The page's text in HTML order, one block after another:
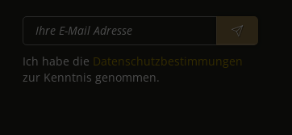
Ich habe die Datenschutzbestimmungen
zur Kenntnis genommen.